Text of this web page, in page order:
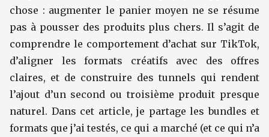
chose : augmenter le panier moyen ne se résume
pas à pousser des produits plus chers. Il s’agit de
comprendre le comportement d’achat sur TikTok,
d’aligner les formats créatifs avec des offres
claires, et de construire des tunnels qui rendent
l’ajout d’un second ou troisième produit presque
naturel. Dans cet article, je partage les bundles et
formats que j’ai testés, ce qui a marché (et ce qui n’a